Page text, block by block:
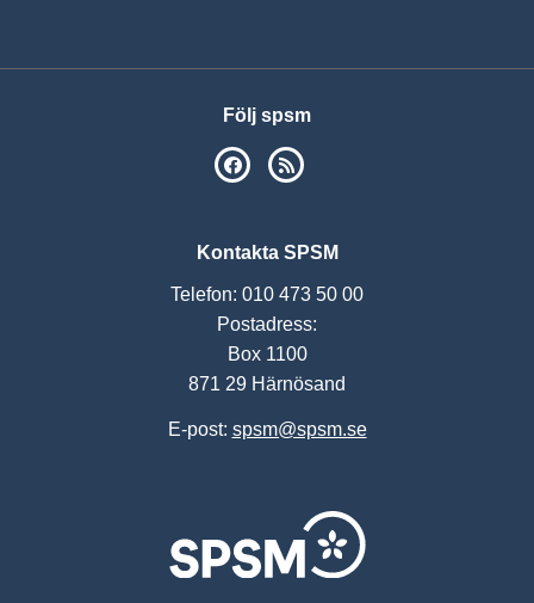
Följ spsm
SPSM på Facebook
Kontakta SPSM
Telefon: 010 473 50 00
Postadress:
Box 1100
871 29 Härnösand
E-post: spsm@spsm.se